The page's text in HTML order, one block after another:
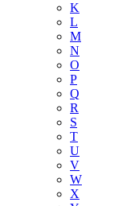
K
L
M
N
O
P
Q
R
S
T
U
V
W
X